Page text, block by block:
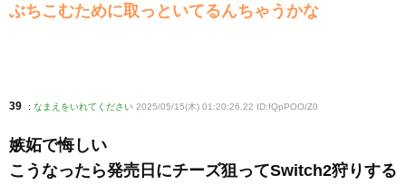
ぶちこむために取っといてるんちゃうかな
39 : なまえをいれてください 2025/05/15(木) 01:20:26.22 ID:fQpPOO/Z0
嫉妬で悔しい
こうなったら発売日にチーズ狙ってSwitch2狩りする